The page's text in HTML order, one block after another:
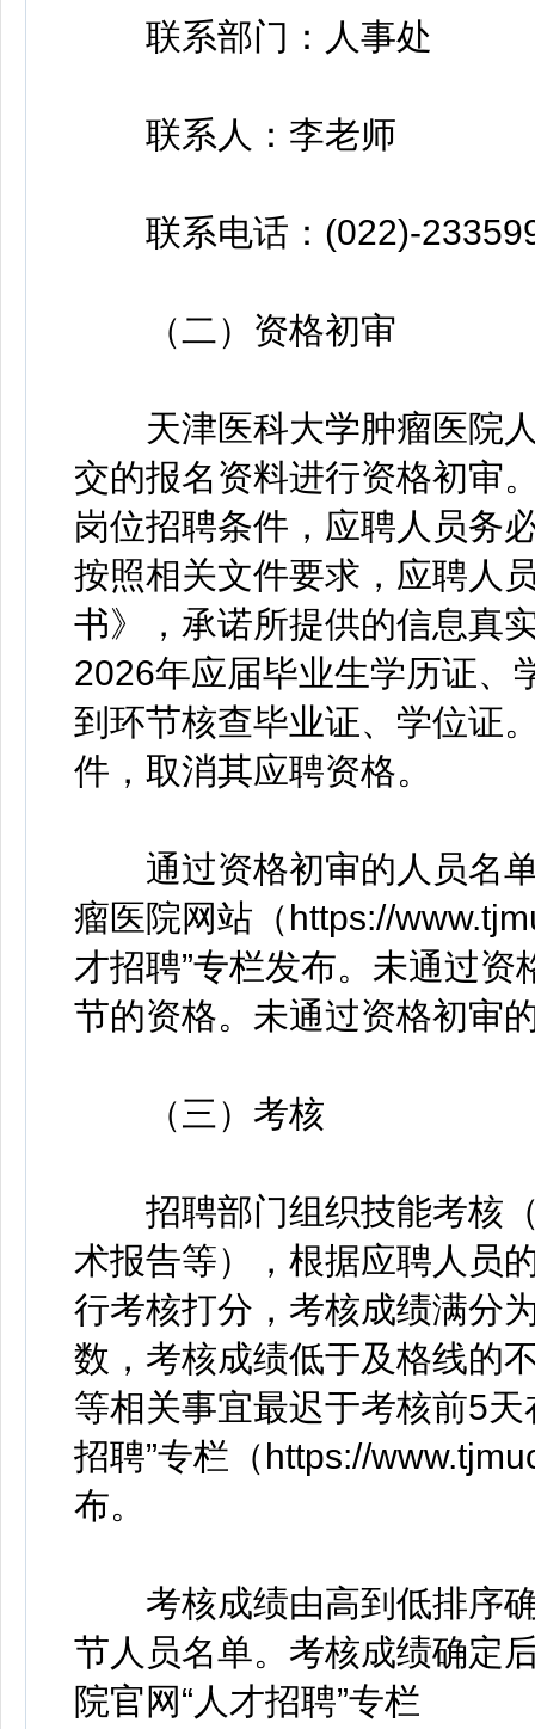
联系部门：人事处
联系人：李老师
联系电话：(022)-
（二）资格初审
天津医科大学肿瘤医院人
交的报名资料进行资格初审
岗位招聘条件，应聘人员务
按照相关文件要求，应聘人
书》，承诺所提供的信息真
2026年应届毕业生学历证、
到环节核查毕业证、学位证
件，取消其应聘资格。
通过资格初审的人员名单
瘤医院网站（https://
才招聘”专栏发布。未通过
节的资格。未通过资格初审
（三）考核
招聘部门组织技能考核（
术报告等），根据应聘人员
行考核打分，考核成绩满分
数，考核成绩低于及格线的
等相关事宜最迟于考核前5
招聘”专栏（https://
布。
考核成绩由高到低排序确
节人员名单。考核成绩确定
院官网“人才招聘”专栏